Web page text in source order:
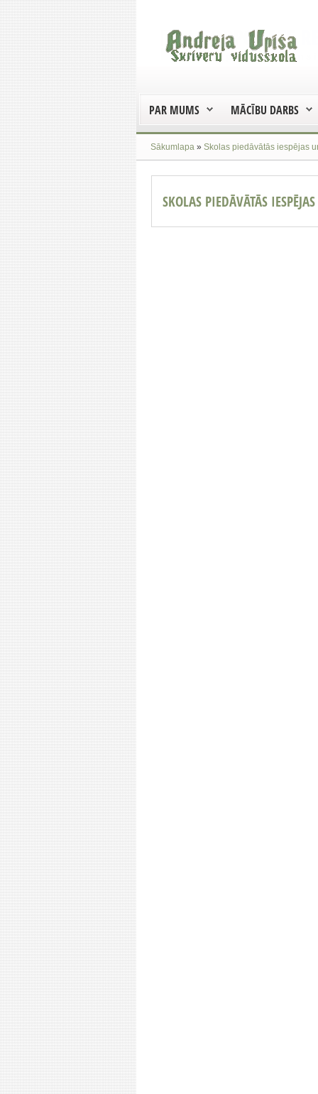
PAR MUMS MĀCĪBU DARBS
Sākumlapa » Skolas piedāvātās iespējas
SKOLAS PIEDĀVĀTĀS